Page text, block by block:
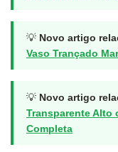
💡 Novo artigo
Vaso Trançado
💡 Novo artigo
Transparente Alto
Completa